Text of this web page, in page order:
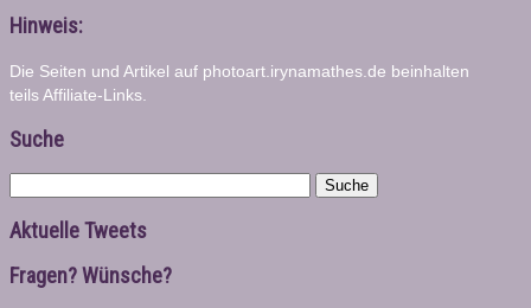
Hinweis:
Die Seiten und Artikel auf photoart.irynamathes.de beinhalten
teils Affiliate-Links.
Suche
Suche
Aktuelle Tweets
Fragen? Wünsche?